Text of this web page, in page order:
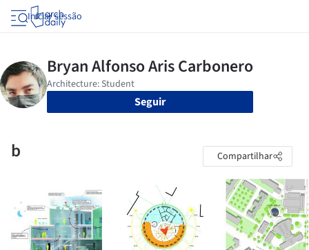
Iniciar sessão
Seguir
b Compartilhar